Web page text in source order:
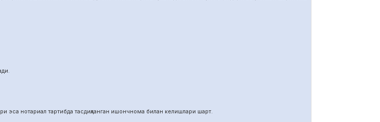
эса нотариал тартибда тасдиқланган ишончнома билан келишлари шарт.